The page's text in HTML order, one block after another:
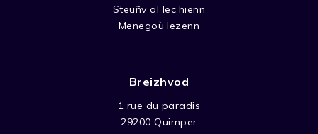
Steuñv al lec’hienn
Menegoù lezenn
Breizhvod
1 rue du paradis
29200 Quimper